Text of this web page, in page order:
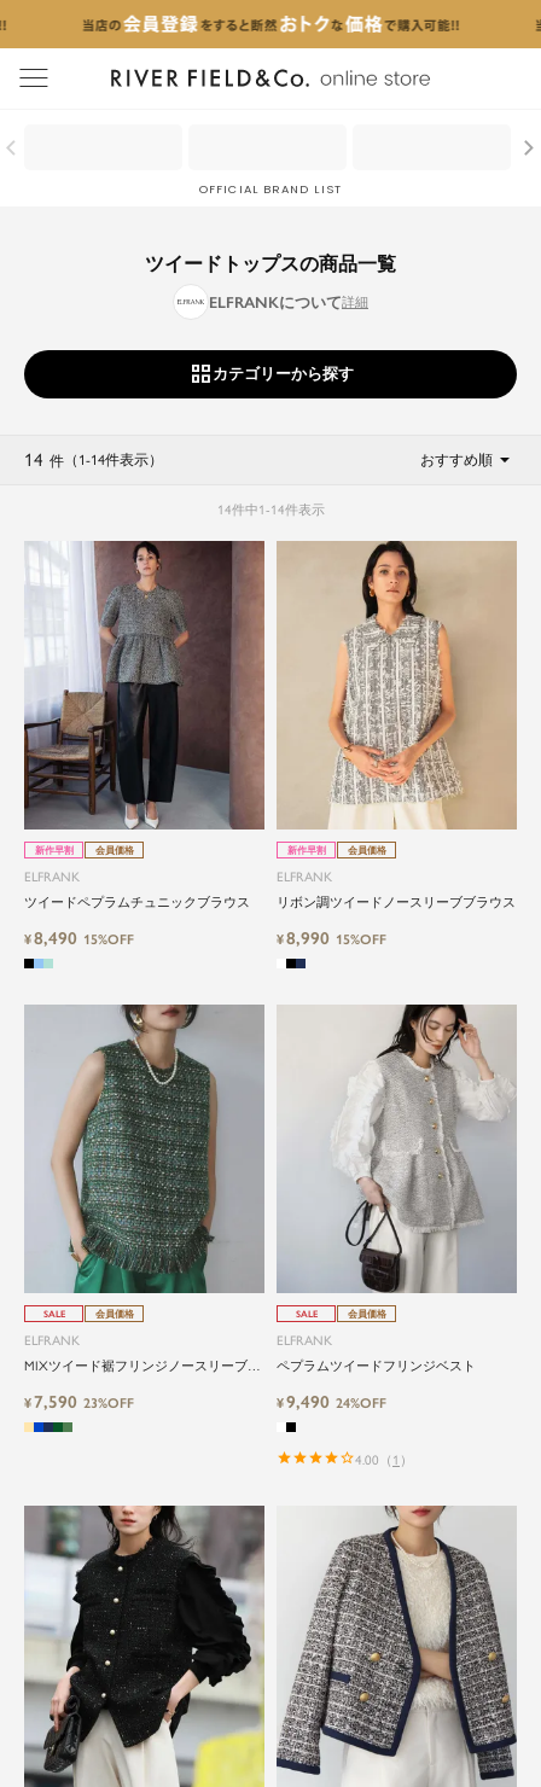
menu
OFFICIAL BRAND LIST
ツイードトップスの商品一覧
ELFRANKについて
カテゴリーから探す
14 件 （1-14件表示） おすすめ順
14件中1-14件表示
新作早割 会員価格
ELFRANK
ツイードペプラムチュニックブラウス
¥8,490 15%OFF
新作早割 会員価格
ELFRANK
リボン調ツイードノースリーブブラウス
¥8,990 15%OFF
SALE 会員価格
ELFRANK
MIXツイード裾フリンジノースリーブベ
¥7,590 23%OFF
SALE 会員価格
ELFRANK
ペプラムツイードフリンジベスト
¥9,490 24%OFF
4.00 （ 1 ）